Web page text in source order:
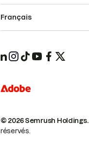
© 2026 Semrush Holdings.
réservés.
Français